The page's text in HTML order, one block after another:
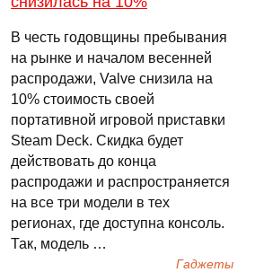
В честь годовщины пребывания
на рынке и началом весенней
распродажи, Valve снизила на
10% стоимость своей
портативной игровой приставки
Steam Deck. Скидка будет
действовать до конца
распродажи и распространяется
на все три модели в тех
регионах, где доступна консоль.
Так, модель …
Гаджеты